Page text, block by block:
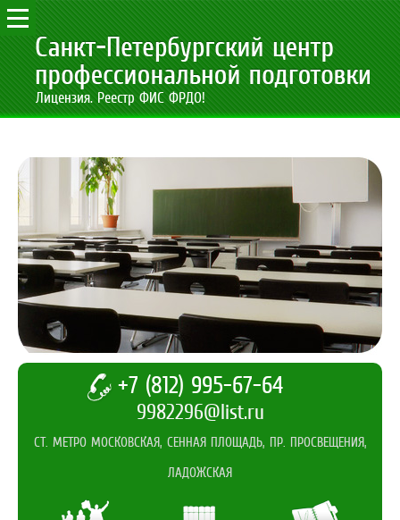
Лицензия. Реестр ФИС ФРДО!
+7 (812) 995-67-64
9982296@list.ru
СТ. МЕТРО МОСКОВСКАЯ, СЕННАЯ ПЛОЩАДЬ, ПР. ПРОСВЕЩЕНИЯ,
ЛАДОЖСКАЯ